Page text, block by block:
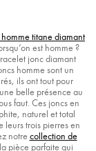
homme titane diamant
est homme ?
jonc diamant
homme sont un
ils ont tout pour
belle présence au
faut. Ces joncs en
naturel et total
leurs trois pierres en
notre collection de
pièce parfaite qui